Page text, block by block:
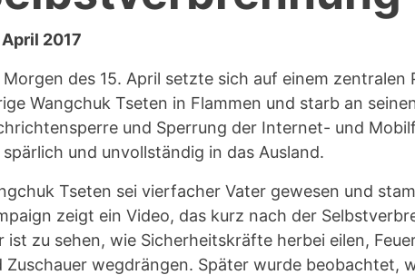
2017
Morgen des 15. April setzte sich auf einem
Wangchuk Tseten in Flammen und starb an
und Sperrung der Internet- und
spärlich und unvollständig in das Ausland.
Tseten sei vierfacher Vater gewesen und
zeigt ein Video, das kurz nach der
ist zu sehen, wie Sicherheitskräfte herbei eilen,
Zuschauer wegdrängen. Später wurde beobachtet,